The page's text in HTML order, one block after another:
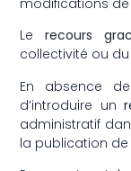
Lerecours
collectivité ou
En absence
d’introduire un
administratif
la publication de